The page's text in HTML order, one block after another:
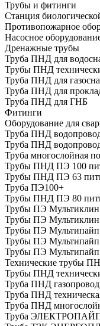
Трубы и фитинги
Cтанция
Противопожарное
Насосное
Дренажные трубы
Труба ПНД для
Трубы ПНД
Труба ПНД для
Труба ПНД для
Труба ПНД для ГНБ
Фитинги
Оборудование для
Труба ПНД
Труба ПНД
Труба многослойная
Трубы ПНД ПЭ 100
Трубы ПНД ПЭ 63
Труба ПЭ100+
Трубы ПНД ПЭ 80
Трубы ПЭ
Трубы ПЭ
Трубы ПЭ Мультипайп
Трубы ПЭ Мультипайп
Трубы ПЭ
Технические трубы
Трубы ПНД
Труба ПНД
Труба ПНД
Труба ПНД
Труба